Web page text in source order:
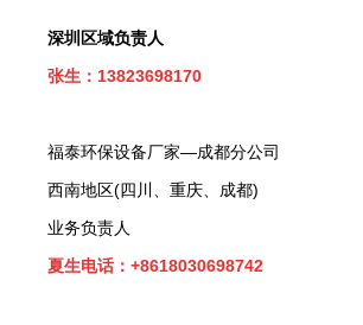
深圳区域负责人
张生：13823698170
福泰环保设备厂家—成都分公司
西南地区(四川、重庆、成都)
业务负责人
夏生电话：+8618030698742